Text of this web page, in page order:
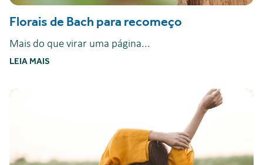
Florais de Bach para recomeço
Mais do que virar uma página...
LEIA MAIS